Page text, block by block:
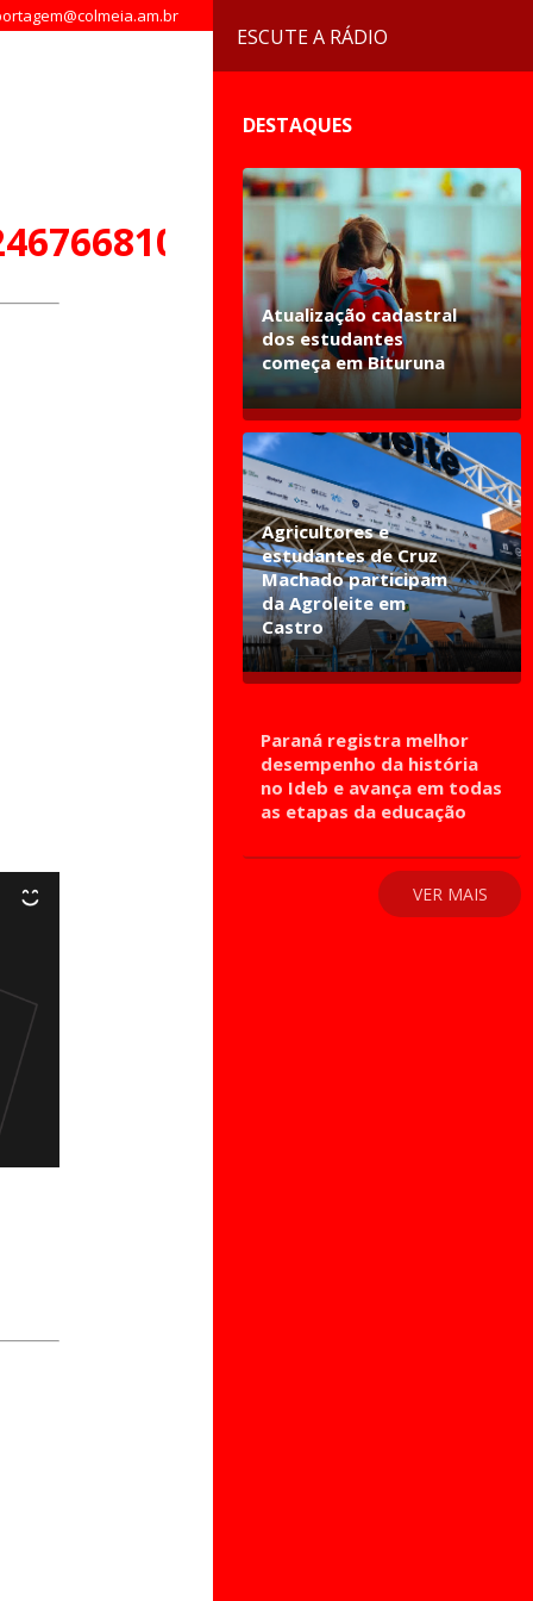
ESCUTE A RÁDIO
DESTAQUES
Atualização cadastral
dos estudantes
começa em Bituruna
Agricultores e
estudantes de Cruz
Machado participam
da Agroleite em
Castro
Paraná registra melhor
desempenho da história
no Ideb e avança em todas
as etapas da educação
VER MAIS